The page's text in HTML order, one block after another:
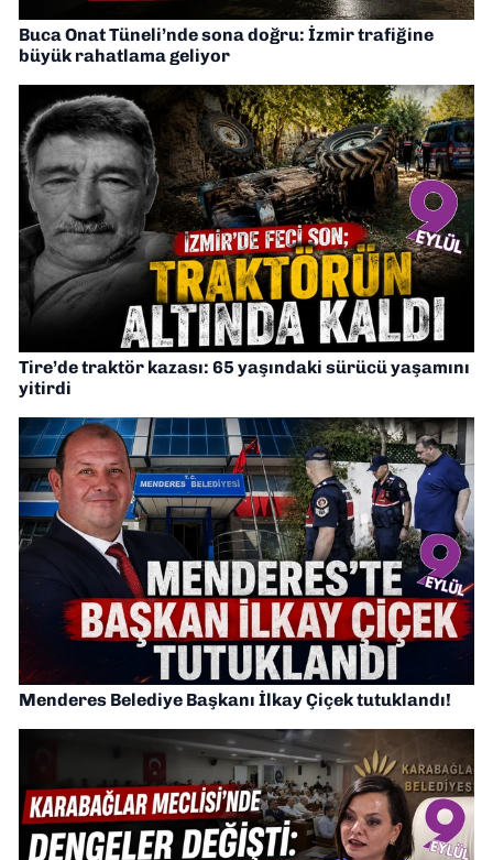
Buca Onat Tüneli’nde sona doğru: İzmir trafiğine
büyük rahatlama geliyor
Tire’de traktör kazası: 65 yaşındaki sürücü yaşamını
yitirdi
Menderes Belediye Başkanı İlkay Çiçek tutuklandı!